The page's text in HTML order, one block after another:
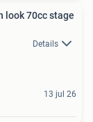
look 70cc stage
Details
13 jul 26